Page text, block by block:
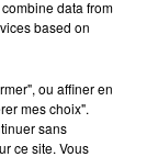
:
data from
based on
ou affiner en
mes choix".
sans
ce site. Vous